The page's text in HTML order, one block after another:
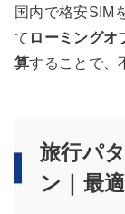
国内で格安SIM
て ローミングオ
算することで、
旅行パ
ン｜最